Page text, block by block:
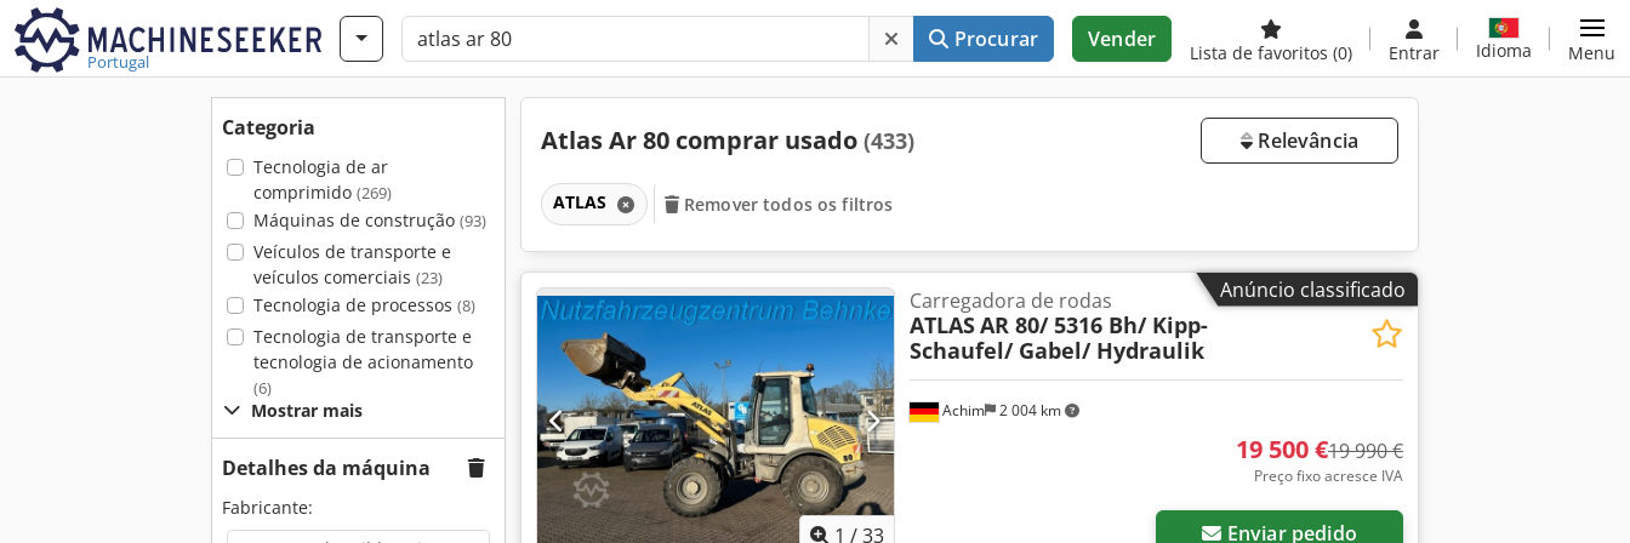
Portugal
Procurar Vender
Lista de favoritos (0) Entrar Idioma Menu
Categoria
Tecnologia de ar
comprimido (269)
Máquinas de construção (93)
Veículos de transporte e
veículos comerciais (23)
Tecnologia de processos (8)
Tecnologia de transporte e
tecnologia de acionamento
(6)
Mostrar mais
Detalhes da máquina
Fabricante:
Atlas Ar 80 comprar usado (433) Relevância
ATLAS Remover todos os filtros
Anúncio classificado
1 /33
Achim 2 004 km
Carregadora de rodas
ATLASAR 80/ 5316 Bh/ Kipp-
Schaufel/ Gabel/ Hydraulik
19 500 €19 990 €
Preço fixo acresce IVA
Enviar pedido